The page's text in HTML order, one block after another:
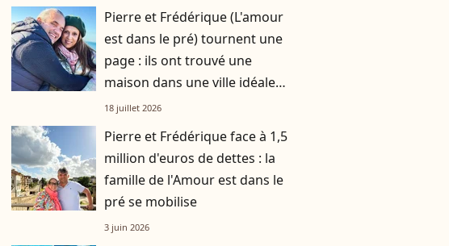
Pierre et Frédérique (L'amour
est dans le pré) tournent une
page : ils ont trouvé une
maison dans une ville idéale
pour les agriculteurs !
18 juillet 2026
Pierre et Frédérique face à 1,5
million d'euros de dettes : la
famille de l'Amour est dans le
pré se mobilise
3 juin 2026